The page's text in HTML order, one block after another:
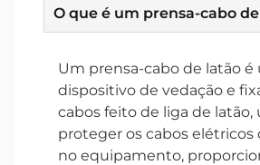
O que é um prensa-cabo
Um prensa-cabo de latão é
dispositivo de vedação e
cabos feito de liga de latão,
proteger os cabos elétricos
no equipamento,